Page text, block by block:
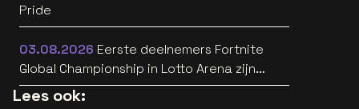
Pride
03.08.2026 Eerste deelnemers Fortnite
Global Championship in Lotto Arena zijn
bekend
Lees ook: